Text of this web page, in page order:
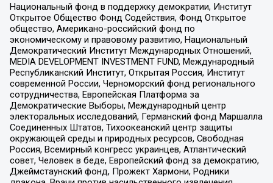
Национальный фонд в поддержку демократии, Институт
Открытое Общество Фонд Содействия, Фонд Открытое
общество, Американо-российский фонд по
экономическому и правовому развитию, Национальный
Демократический Институт Международных Отношений,
MEDIA DEVELOPMENT INVESTMENT FUND, Международный
Республиканский Институт, Открытая Россия, Институт
современной России, Черноморский фонд регионального
сотрудничества, Европейская Платформа за
Демократические Выборы, Международный центр
электоральных исследований, Германский фонд Маршалла
Соединенных Штатов, Тихоокеанский центр защиты
окружающей среды и природных ресурсов, Свободная
Россия, Всемирный конгресс украинцев, Атлантический
совет, Человек в беде, Европейский фонд за демократию,
Джеймстаунский фонд, Прожект Хармони, Родники